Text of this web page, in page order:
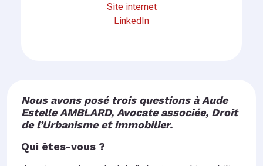
Site internet
LinkedIn
Nous avons posé trois questions à Aude
Estelle AMBLARD, Avocate associée, Droit
de l’Urbanisme et immobilier.
Qui êtes-vous ?